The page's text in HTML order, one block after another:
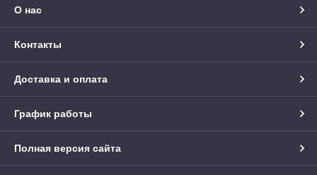
О нас
Контакты
Доставка и оплата
График работы
Полная версия сайта